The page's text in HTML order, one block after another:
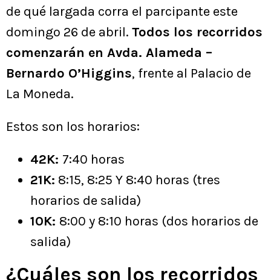
de qué largada corra el parcipante este
domingo 26 de abril. Todos los recorridos
comenzarán en Avda. Alameda –
Bernardo O’Higgins, frente al Palacio de
La Moneda.
Estos son los horarios:
42K: 7:40 horas
21K: 8:15, 8:25 Y 8:40 horas (tres
horarios de salida)
10K: 8:00 y 8:10 horas (dos horarios de
salida)
¿Cuáles son los recorridos